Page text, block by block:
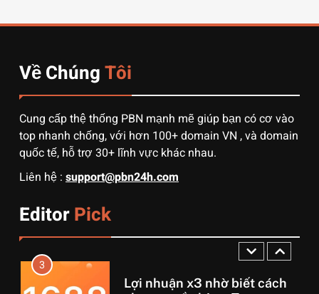
Về ChúngTôi
Cung cấp thệ thống PBN mạnh mẽ giúp bạn có cơ vào
top nhanh chống, với hơn 100+ domain VN , và domain
quốc tế, hỗ trợ 30+ lĩnh vực khác nhau.
Liên hệ : support@pbn24h.com
EditorPick
chọn đường biển hay đường
1
3 sai lầm chí mạng khiến
người mới order 1688 bị lỗ
vốn, ôm sô
DỊCH VỤ
2
tháng lời 20 triệu
3
Lợi nhuận x3 nhờ biết cách